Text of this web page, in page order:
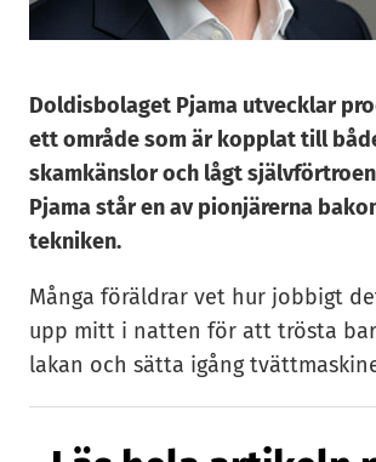
Doldisbolaget Pjama utvecklar
ett område som är kopplat till
skamkänslor och lågt
Pjama står en av pionjärerna
tekniken.
Många föräldrar vet hur jobbigt
upp mitt i natten för att trösta
lakan och sätta igång